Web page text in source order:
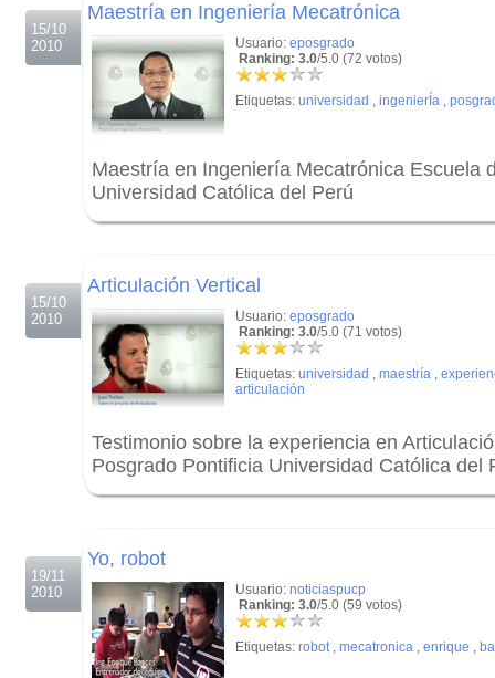
15/10
2010
Maestría en Ingeniería Mecatrónica
Usuario: eposgrado
Ranking: 3.0/5.0 (72 votos)
Etiquetas: universidad , ingenierÍa ,
Maestría en Ingeniería Mecatrónica Escuela
Universidad Católica del Perú
15/10
2010
Articulación Vertical
Usuario: eposgrado
Ranking: 3.0/5.0 (71 votos)
Etiquetas: universidad , maestría ,
articulación
Testimonio sobre la experiencia en
Posgrado Pontificia Universidad Católica del
19/11
2010
Yo, robot
Usuario: noticiaspucp
Ranking: 3.0/5.0 (59 votos)
Etiquetas: robot, mecatronica , enrique ,